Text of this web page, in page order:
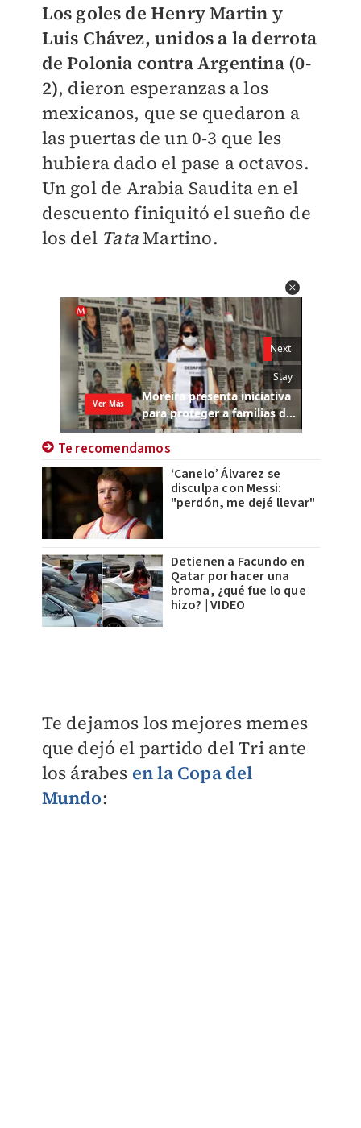
Los goles de Henry Martin y
Luis Chávez, unidos a la derrota
de Polonia contra Argentina (0-
2), dieron esperanzas a los
mexicanos, que se quedaron a
las puertas de un 0-3 que les
hubiera dado el pase a octavos.
Un gol de Arabia Saudita en el
descuento finiquitó el sueño de
los del TataMartino.
Te recomendamos
‘Canelo’ Álvarez se
disculpa con Messi:
"perdón, me dejé llevar"
Detienen a Facundo en
Qatar por hacer una
broma, ¿qué fue lo que
hizo? | VIDEO
Te dejamos los mejores memes
que dejó el partido del Tri ante
los árabes en la Copa del
Mundo: